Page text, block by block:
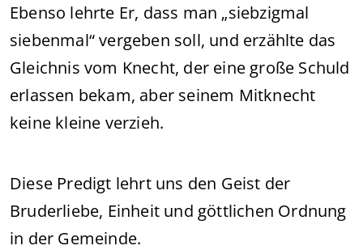
Ebenso lehrte Er, dass man „siebzigmal
siebenmal“ vergeben soll, und erzählte das
Gleichnis vom Knecht, der eine große Schuld
erlassen bekam, aber seinem Mitknecht
keine kleine verzieh.
Diese Predigt lehrt uns den Geist der
Bruderliebe, Einheit und göttlichen Ordnung
in der Gemeinde.